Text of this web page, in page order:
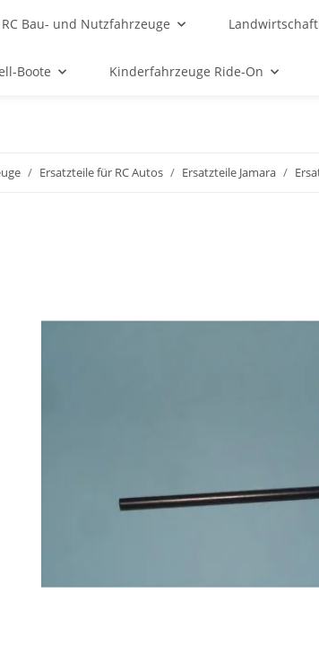
RC Bau- und Nutzfahrzeuge
Boote Kinderfahrzeuge Ride-On
Ersatzteile für RC Autos Ersatzteile Jamara